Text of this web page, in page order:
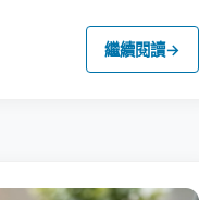
繼續閱讀→